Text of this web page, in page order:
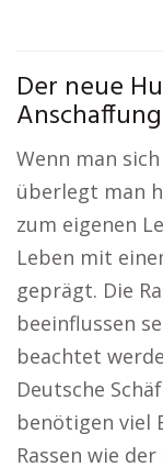
Der neue
Wenn man
überlegt man
zum eigenen
Leben mit
geprägt. Die
beeinflussen
beachtet
Deutsche
benötigen viel
Rassen wie